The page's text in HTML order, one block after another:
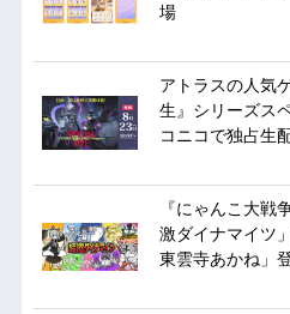
場
アトラスの人気
生』シリーズス
コニコで独占生
『にゃんこ大戦
激ダイナマイツ
東雲寺あかね」